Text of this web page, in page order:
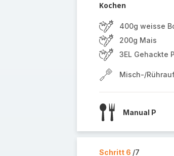
Kochen
400g weisse
200g Mais
3EL Gehackte
Misch-/
Manual P
Schritt 6 /7